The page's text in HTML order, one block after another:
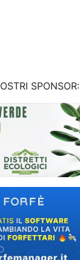
SPONSOR: